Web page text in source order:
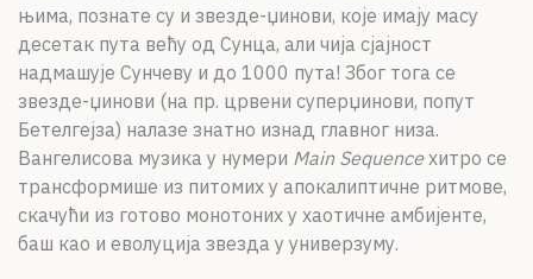
њима, познате су и звезде-џинови, које имају масу
десетак пута већу од Сунца, али чија сјајност
надмашује Сунчеву и до 1000 пута! Због тога се
звезде-џинови (на пр. црвени суперџинови, попут
Бетелгејза) налазе знатно изнад главног низа.
Вангелисова музика у нумери Main Sequenceхитро се
трансформише из питомих у апокалиптичне ритмове,
скачући из готово монотоних у хаотичне амбијенте,
баш као и еволуција звезда у универзуму.